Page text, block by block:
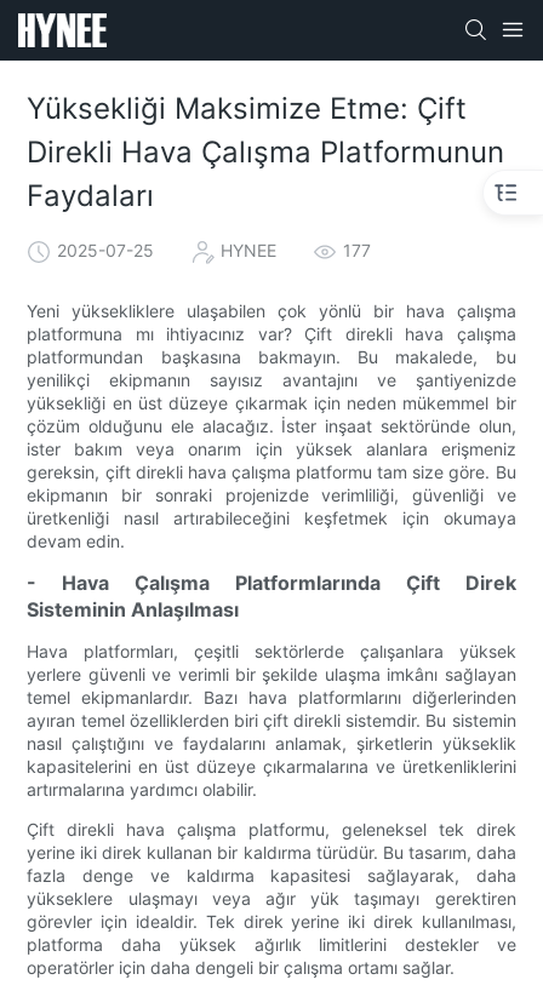
Yüksekliği Maksimize Etme: Çift
Direkli Hava Çalışma Platformunun
Faydaları
2025-07-25 HYNEE 177
Yeni yüksekliklere ulaşabilen çok yönlü bir hava çalışma
platformuna mı ihtiyacınız var? Çift direkli hava çalışma
platformundan başkasına bakmayın. Bu makalede, bu
yenilikçi ekipmanın sayısız avantajını ve şantiyenizde
yüksekliği en üst düzeye çıkarmak için neden mükemmel bir
çözüm olduğunu ele alacağız. İster inşaat sektöründe olun,
ister bakım veya onarım için yüksek alanlara erişmeniz
gereksin, çift direkli hava çalışma platformu tam size göre. Bu
ekipmanın bir sonraki projenizde verimliliği, güvenliği ve
üretkenliği nasıl artırabileceğini keşfetmek için okumaya
devam edin.
- Hava Çalışma Platformlarında Çift Direk
Sisteminin Anlaşılması
Hava platformları, çeşitli sektörlerde çalışanlara yüksek
yerlere güvenli ve verimli bir şekilde ulaşma imkânı sağlayan
temel ekipmanlardır. Bazı hava platformlarını diğerlerinden
ayıran temel özelliklerden biri çift direkli sistemdir. Bu sistemin
nasıl çalıştığını ve faydalarını anlamak, şirketlerin yükseklik
kapasitelerini en üst düzeye çıkarmalarına ve üretkenliklerini
artırmalarına yardımcı olabilir.
Çift direkli hava çalışma platformu, geleneksel tek direk
yerine iki direk kullanan bir kaldırma türüdür. Bu tasarım, daha
fazla denge ve kaldırma kapasitesi sağlayarak, daha
yükseklere ulaşmayı veya ağır yük taşımayı gerektiren
görevler için idealdir. Tek direk yerine iki direk kullanılması,
platforma daha yüksek ağırlık limitlerini destekler ve
operatörler için daha dengeli bir çalışma ortamı sağlar.